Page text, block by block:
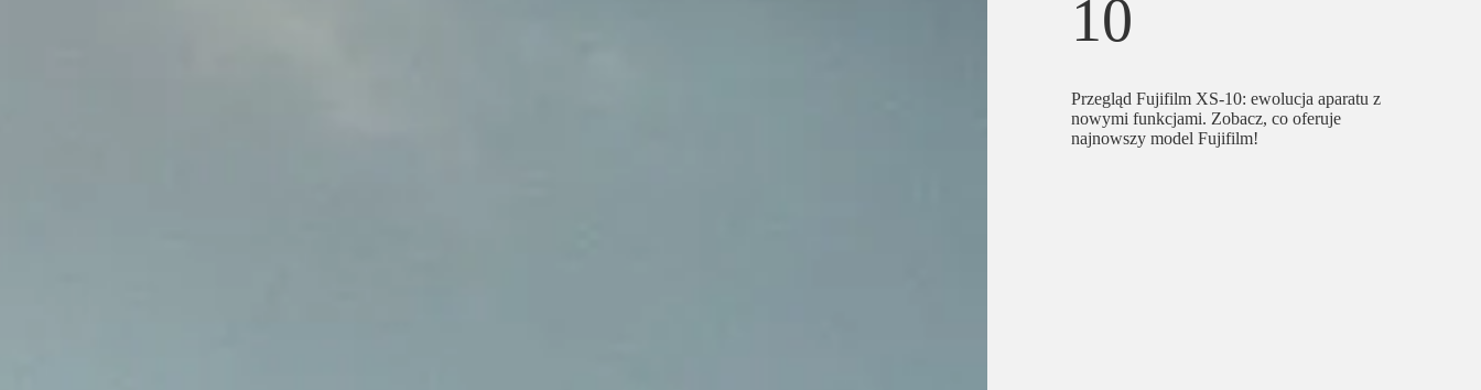
10
Przegląd Fujifilm XS-10: ewolucja aparatu z
nowymi funkcjami. Zobacz, co oferuje
najnowszy model Fujifilm!